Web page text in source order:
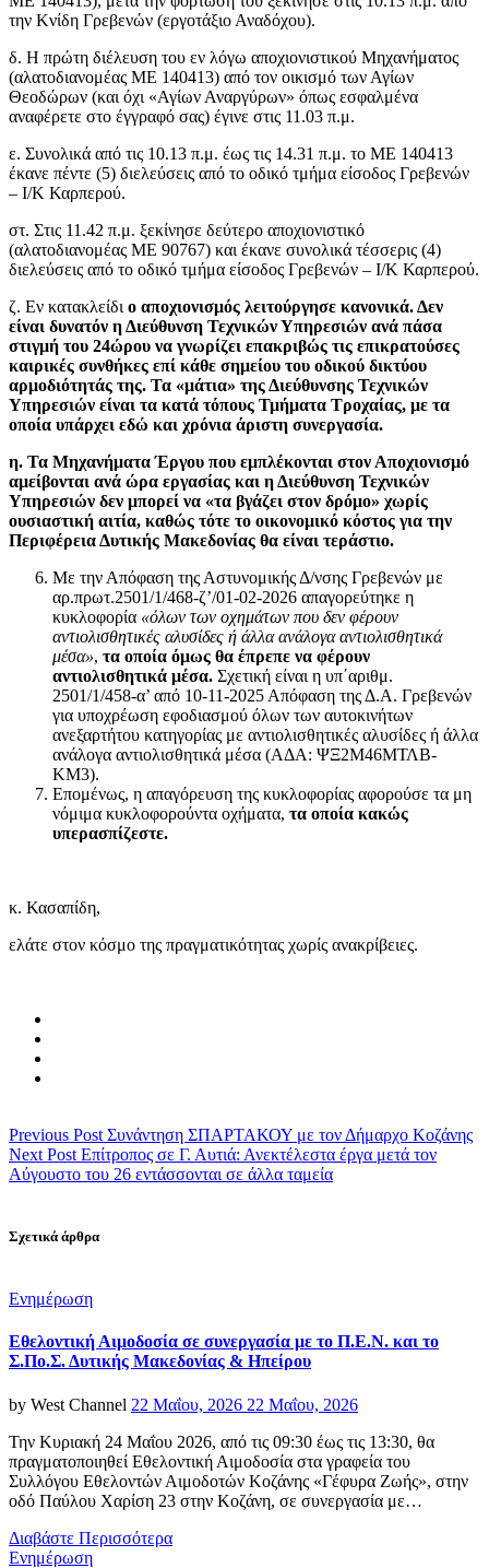
την Κνίδη Γρεβενών (εργοτάξιο Αναδόχου).
δ. Η πρώτη διέλευση του εν λόγω αποχιονιστικού Μηχανήματος
(αλατοδιανομέας ΜΕ 140413) από τον οικισμό των Αγίων
Θεοδώρων (και όχι «Αγίων Αναργύρων» όπως εσφαλμένα
αναφέρετε στο έγγραφό σας) έγινε στις 11.03 π.μ.
ε. Συνολικά από τις 10.13 π.μ. έως τις 14.31 π.μ. το ΜΕ 140413
έκανε πέντε (5) διελεύσεις από το οδικό τμήμα είσοδος Γρεβενών
– Ι/Κ Καρπερού.
στ. Στις 11.42 π.μ. ξεκίνησε δεύτερο αποχιονιστικό
(αλατοδιανομέας ΜΕ 90767) και έκανε συνολικά τέσσερις (4)
διελεύσεις από το οδικό τμήμα είσοδος Γρεβενών – Ι/Κ Καρπερού.
ζ. Εν κατακλείδι ο αποχιονισμός λειτούργησε κανονικά. Δεν
είναι δυνατόν η Διεύθυνση Τεχνικών Υπηρεσιών ανά πάσα
στιγμή του 24ώρου να γνωρίζει επακριβώς τις επικρατούσες
καιρικές συνθήκες επί κάθε σημείου του οδικού δικτύου
αρμοδιότητάς της. Τα «μάτια» της Διεύθυνσης Τεχνικών
Υπηρεσιών είναι τα κατά τόπους Τμήματα Τροχαίας, με τα
οποία υπάρχει εδώ και χρόνια άριστη συνεργασία.
η. Τα Μηχανήματα Έργου που εμπλέκονται στον Αποχιονισμό
αμείβονται ανά ώρα εργασίας και η Διεύθυνση Τεχνικών
Υπηρεσιών δεν μπορεί να «τα βγάζει στον δρόμο» χωρίς
ουσιαστική αιτία, καθώς τότε το οικονομικό κόστος για την
Περιφέρεια Δυτικής Μακεδονίας θα είναι τεράστιο.
Με την Απόφαση της Αστυνομικής Δ/νσης Γρεβενών με
αρ.πρωτ.2501/1/468-ζ’/01-02-2026 απαγορεύτηκε η
κυκλοφορία «όλων των οχημάτων που δεν φέρουν
αντιολισθητικές αλυσίδες ή άλλα ανάλογα αντιολισθητικά
μέσα», τα οποία όμως θα έπρεπε να φέρουν
αντιολισθητικά μέσα. Σχετική είναι η υπ΄αριθμ.
2501/1/458-α’ από 10-11-2025 Απόφαση της Δ.Α. Γρεβενών
για υποχρέωση εφοδιασμού όλων των αυτοκινήτων
ανεξαρτήτου κατηγορίας με αντιολισθητικές αλυσίδες ή άλλα
ανάλογα αντιολισθητικά μέσα (ΑΔΑ: ΨΞ2Μ46ΜΤΛΒ-
ΚΜ3).
Επομένως, η απαγόρευση της κυκλοφορίας αφορούσε τα μη
νόμιμα κυκλοφορούντα οχήματα, τα οποία κακώς
υπερασπίζεστε.
κ. Κασαπίδη,
ελάτε στον κόσμο της πραγματικότητας χωρίς ανακρίβειες.
Previous Post Συνάντηση ΣΠΑΡΤΑΚΟΥ με τον Δήμαρχο Κοζάνης
Next Post Eπίτροπος σε Γ. Αυτιά: Ανεκτέλεστα έργα μετά τον
Αύγουστο του 26 εντάσσονται σε άλλα ταμεία
Σχετικά άρθρα
Categories
Ενημέρωση
Εθελοντική Αιμοδοσία σε συνεργασία με το Π.Ε.Ν. και το
Σ.Πο.Σ. Δυτικής Μακεδονίας & Ηπείρου
by West Channel Posted
22 Μαΐου, 2026 22 Μαΐου, 2026
Την Κυριακή 24 Μαΐου 2026, από τις 09:30 έως τις 13:30, θα
πραγματοποιηθεί Εθελοντική Αιμοδοσία στα γραφεία του
Συλλόγου Εθελοντών Αιμοδοτών Κοζάνης «Γέφυρα Ζωής», στην
οδό Παύλου Χαρίση 23 στην Κοζάνη, σε συνεργασία με…
Διαβάστε Περισσότερα
Categories
Ενημέρωση